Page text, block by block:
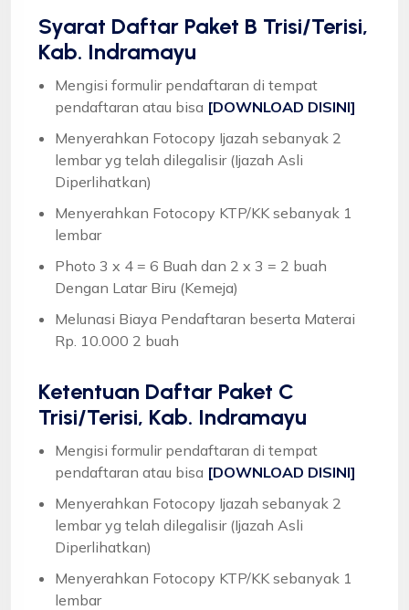
Syarat Daftar Paket B Trisi/Terisi,
Kab. Indramayu
Mengisi formulir pendaftaran di tempat
pendaftaran atau bisa [DOWNLOAD DISINI]
Menyerahkan Fotocopy Ijazah sebanyak 2
lembar yg telah dilegalisir (Ijazah Asli
Diperlihatkan)
Menyerahkan Fotocopy KTP/KK sebanyak 1
lembar
Photo 3 x 4 = 6 Buah dan 2 x 3 = 2 buah
Dengan Latar Biru (Kemeja)
Melunasi Biaya Pendaftaran beserta Materai
Rp. 10.000 2 buah
Ketentuan Daftar Paket C
Trisi/Terisi, Kab. Indramayu
Mengisi formulir pendaftaran di tempat
pendaftaran atau bisa [DOWNLOAD DISINI]
Menyerahkan Fotocopy Ijazah sebanyak 2
lembar yg telah dilegalisir (Ijazah Asli
Diperlihatkan)
Menyerahkan Fotocopy KTP/KK sebanyak 1
lembar